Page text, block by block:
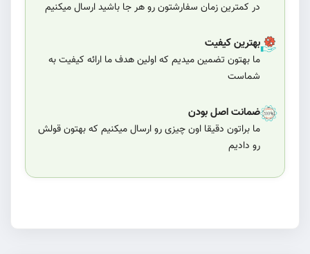
در کمترین زمان سفارشتون رو هر جا باشید ارسال میکنیم
بهترین کیفیت
ما بهتون تضمین میدیم که اولین هدف ما ارائه کیفیت به
شماست
ضمانت اصل بودن
ما براتون دقیقا اون چیزی رو ارسال میکنیم که بهتون قولش
رو دادیم